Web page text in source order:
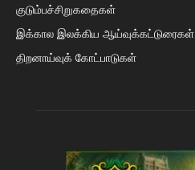
குடும்பச்சிறுகதைகள்
இக்கால இலக்கிய ஆய்வுக்கட்டுரைகள்
திறனாய்வுக் கோட்பாடுகள்